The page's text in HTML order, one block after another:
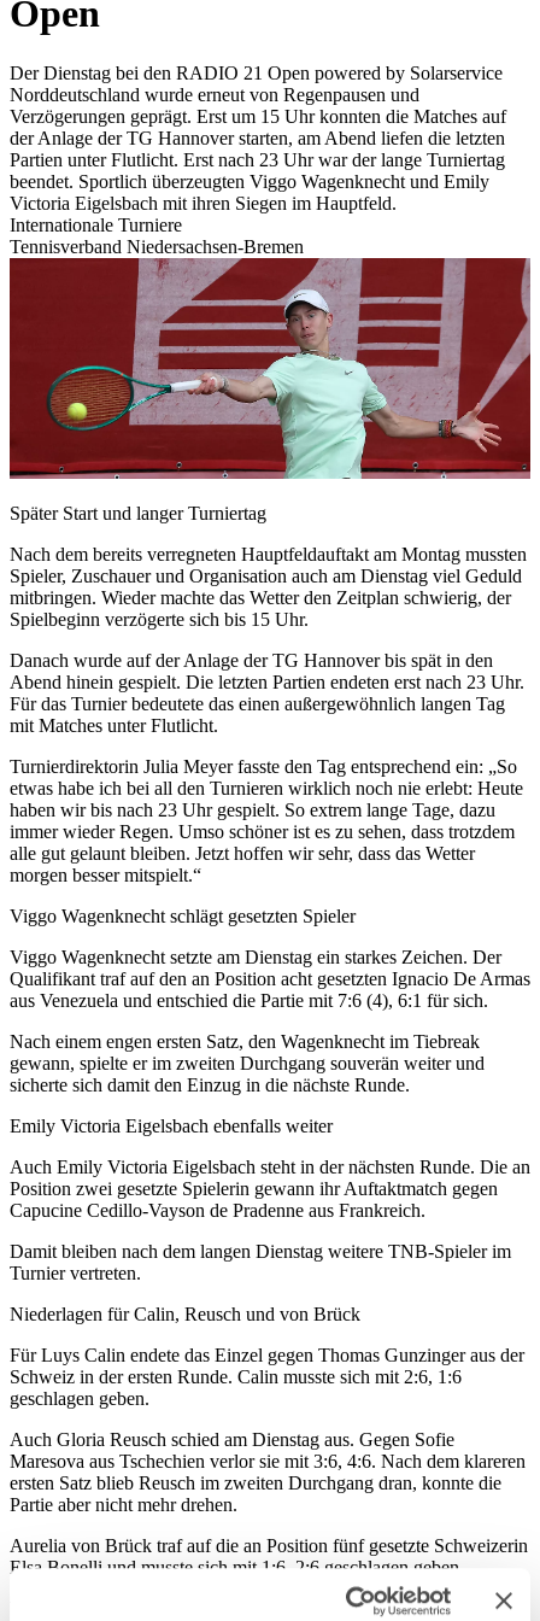
Open
Der Dienstag bei den RADIO 21 Open powered by Solarservice
Norddeutschland wurde erneut von Regenpausen und
Verzögerungen geprägt. Erst um 15 Uhr konnten die Matches auf
der Anlage der TG Hannover starten, am Abend liefen die letzten
Partien unter Flutlicht. Erst nach 23 Uhr war der lange Turniertag
beendet. Sportlich überzeugten Viggo Wagenknecht und Emily
Victoria Eigelsbach mit ihren Siegen im Hauptfeld.
Internationale Turniere
Tennisverband Niedersachsen-Bremen
Später Start und langer Turniertag
Nach dem bereits verregneten Hauptfeldauftakt am Montag mussten
Spieler, Zuschauer und Organisation auch am Dienstag viel Geduld
mitbringen. Wieder machte das Wetter den Zeitplan schwierig, der
Spielbeginn verzögerte sich bis 15 Uhr.
Danach wurde auf der Anlage der TG Hannover bis spät in den
Abend hinein gespielt. Die letzten Partien endeten erst nach 23 Uhr.
Für das Turnier bedeutete das einen außergewöhnlich langen Tag
mit Matches unter Flutlicht.
Turnierdirektorin Julia Meyer fasste den Tag entsprechend ein: „So
etwas habe ich bei all den Turnieren wirklich noch nie erlebt: Heute
haben wir bis nach 23 Uhr gespielt. So extrem lange Tage, dazu
immer wieder Regen. Umso schöner ist es zu sehen, dass trotzdem
alle gut gelaunt bleiben. Jetzt hoffen wir sehr, dass das Wetter
morgen besser mitspielt.“
Viggo Wagenknecht schlägt gesetzten Spieler
Viggo Wagenknecht setzte am Dienstag ein starkes Zeichen. Der
Qualifikant traf auf den an Position acht gesetzten Ignacio De Armas
aus Venezuela und entschied die Partie mit 7:6 (4), 6:1 für sich.
Nach einem engen ersten Satz, den Wagenknecht im Tiebreak
gewann, spielte er im zweiten Durchgang souverän weiter und
sicherte sich damit den Einzug in die nächste Runde.
Emily Victoria Eigelsbach ebenfalls weiter
Auch Emily Victoria Eigelsbach steht in der nächsten Runde. Die an
Position zwei gesetzte Spielerin gewann ihr Auftaktmatch gegen
Capucine Cedillo-Vayson de Pradenne aus Frankreich.
Damit bleiben nach dem langen Dienstag weitere TNB-Spieler im
Turnier vertreten.
Niederlagen für Calin, Reusch und von Brück
Für Luys Calin endete das Einzel gegen Thomas Gunzinger aus der
Schweiz in der ersten Runde. Calin musste sich mit 2:6, 1:6
geschlagen geben.
Auch Gloria Reusch schied am Dienstag aus. Gegen Sofie
Maresova aus Tschechien verlor sie mit 3:6, 4:6. Nach dem klareren
ersten Satz blieb Reusch im zweiten Durchgang dran, konnte die
Partie aber nicht mehr drehen.
Aurelia von Brück traf auf die an Position fünf gesetzte Schweizerin
Elsa Bonelli und musste sich mit 1:6, 2:6 geschlagen geben.